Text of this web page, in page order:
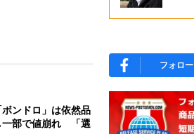
ンドロ」は依然品
一部で値崩れ 「選
フォロー